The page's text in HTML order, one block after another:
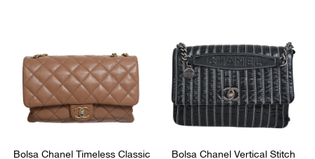
Bolsa Chanel Timeless Classic
Bolsa Chanel Vertical Stitch